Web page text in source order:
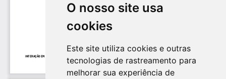
O nosso site usa
cookies
Este site utiliza cookies e outras
tecnologias de rastreamento para
melhorar sua experiência de